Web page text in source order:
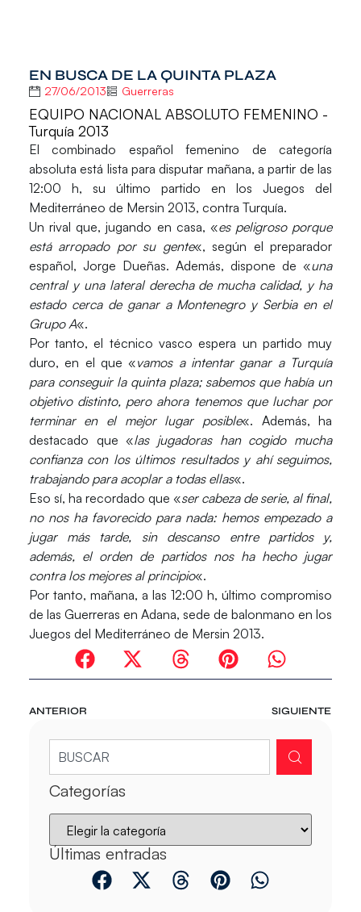
EN BUSCA DE LA QUINTA PLAZA
27/06/2013 Guerreras
EQUIPO NACIONAL ABSOLUTO FEMENINO -
Turquía 2013
El combinado español femenino de categoría
absoluta está lista para disputar mañana, a partir de las
12:00 h, su último partido en losJuegos del
Mediterráneo de Mersin 2013, contra Turquía.
Un rival que, jugando en casa, «es peligroso porque
está arropado por su gente«, según el preparador
español, Jorge Dueñas. Además, dispone de «una
central y una lateral derecha de mucha calidad, y ha
estado cerca de ganar a Montenegro y Serbia en el
Grupo A«.
Por tanto, el técnico vasco espera un partido muy
duro, en el que «vamos a intentar ganar a Turquía
para conseguir la quinta plaza; sabemos que había un
objetivo distinto, pero ahora tenemos que luchar por
terminar en el mejor lugar posible«. Además, ha
destacado que «las jugadoras han cogido mucha
confianza con los últimos resultados y ahí seguimos,
trabajando para acoplar a todas ellas«.
Eso sí, ha recordado que «ser cabeza de serie, al final,
no nos ha favorecido para nada: hemos empezado a
jugar más tarde, sin descanso entre partidos y,
además, el orden de partidos nos ha hecho jugar
contra los mejores al principio«.
Por tanto, mañana, a las 12:00 h, último compromiso
de las Guerreras en Adana, sede de balonmano en los
Juegos del Mediterráneo de Mersin 2013.
ANTERIOR SIGUIENTE
Categorías
Últimas entradas